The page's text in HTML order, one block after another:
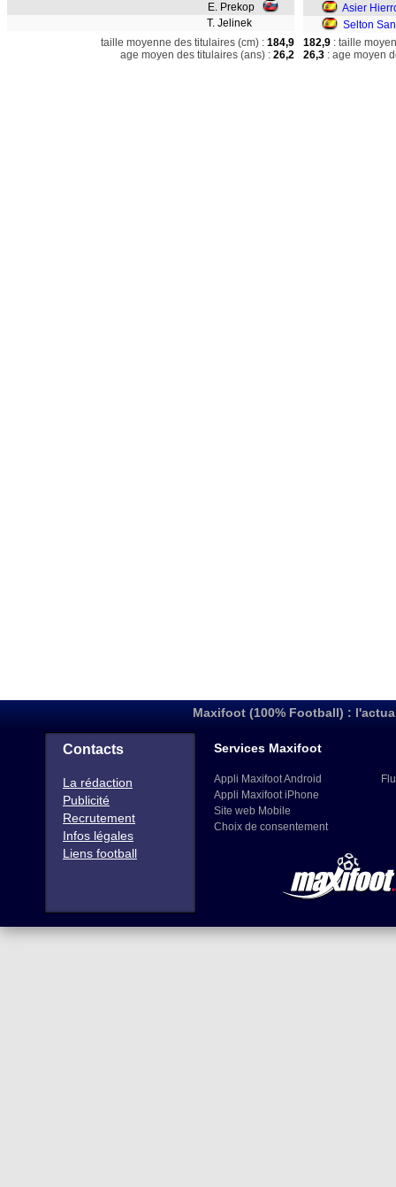
E. Prekop
T. Jelinek
Asier
Selton
taille moyenne des titulaires (cm) : 184,9
age moyen des titulaires (ans) : 26,2
182,9 : taille
26,3 : age moyen
Maxifoot (100% Football) :
Contacts
La rédaction
Publicité
Recrutement
Infos légales
Liens football
Services Maxifoot
Appli Maxifoot Android
Appli Maxifoot iPhone
Site web Mobile
Choix de consentement